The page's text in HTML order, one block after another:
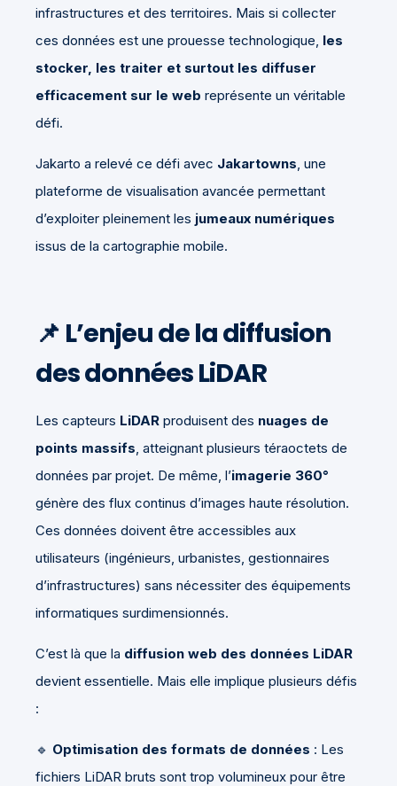
infrastructures et des territoires. Mais si collecter
ces données est une prouesse technologique, les
stocker, les traiter et surtout les diffuser
efficacement sur le web représente un véritable
défi.
Jakarto a relevé ce défi avec Jakartowns , une
plateforme de visualisation avancée permettant
d’exploiter pleinement les jumeaux numériques
issus de la cartographie mobile.
📌 L’enjeu de la diffusion
des données LiDAR
Les capteurs LiDAR produisent des nuages de
points massifs , atteignant plusieurs téraoctets de
données par projet. De même, l’imagerie 360°
génère des flux continus d’images haute résolution.
Ces données doivent être accessibles aux
utilisateurs (ingénieurs, urbanistes, gestionnaires
d’infrastructures) sans nécessiter des équipements
informatiques surdimensionnés.
C’est là que la diffusion web des données LiDAR
devient essentielle. Mais elle implique plusieurs défis
:
🔹 Optimisation des formats de données : Les
fichiers LiDAR bruts sont trop volumineux pour être